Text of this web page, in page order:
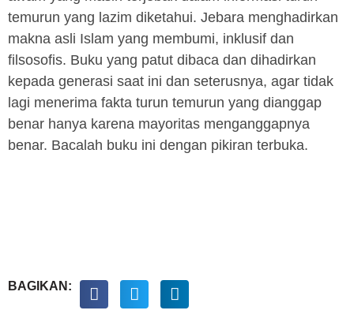
temurun yang lazim diketahui. Jebara menghadirkan
makna asli Islam yang membumi, inklusif dan
filsosofis. Buku yang patut dibaca dan dihadirkan
kepada generasi saat ini dan seterusnya, agar tidak
lagi menerima fakta turun temurun yang dianggap
benar hanya karena mayoritas menganggapnya
benar. Bacalah buku ini dengan pikiran terbuka.
BAGIKAN: